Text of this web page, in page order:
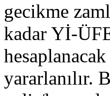
gecikme
kadar Yİ-
yararlanılır.